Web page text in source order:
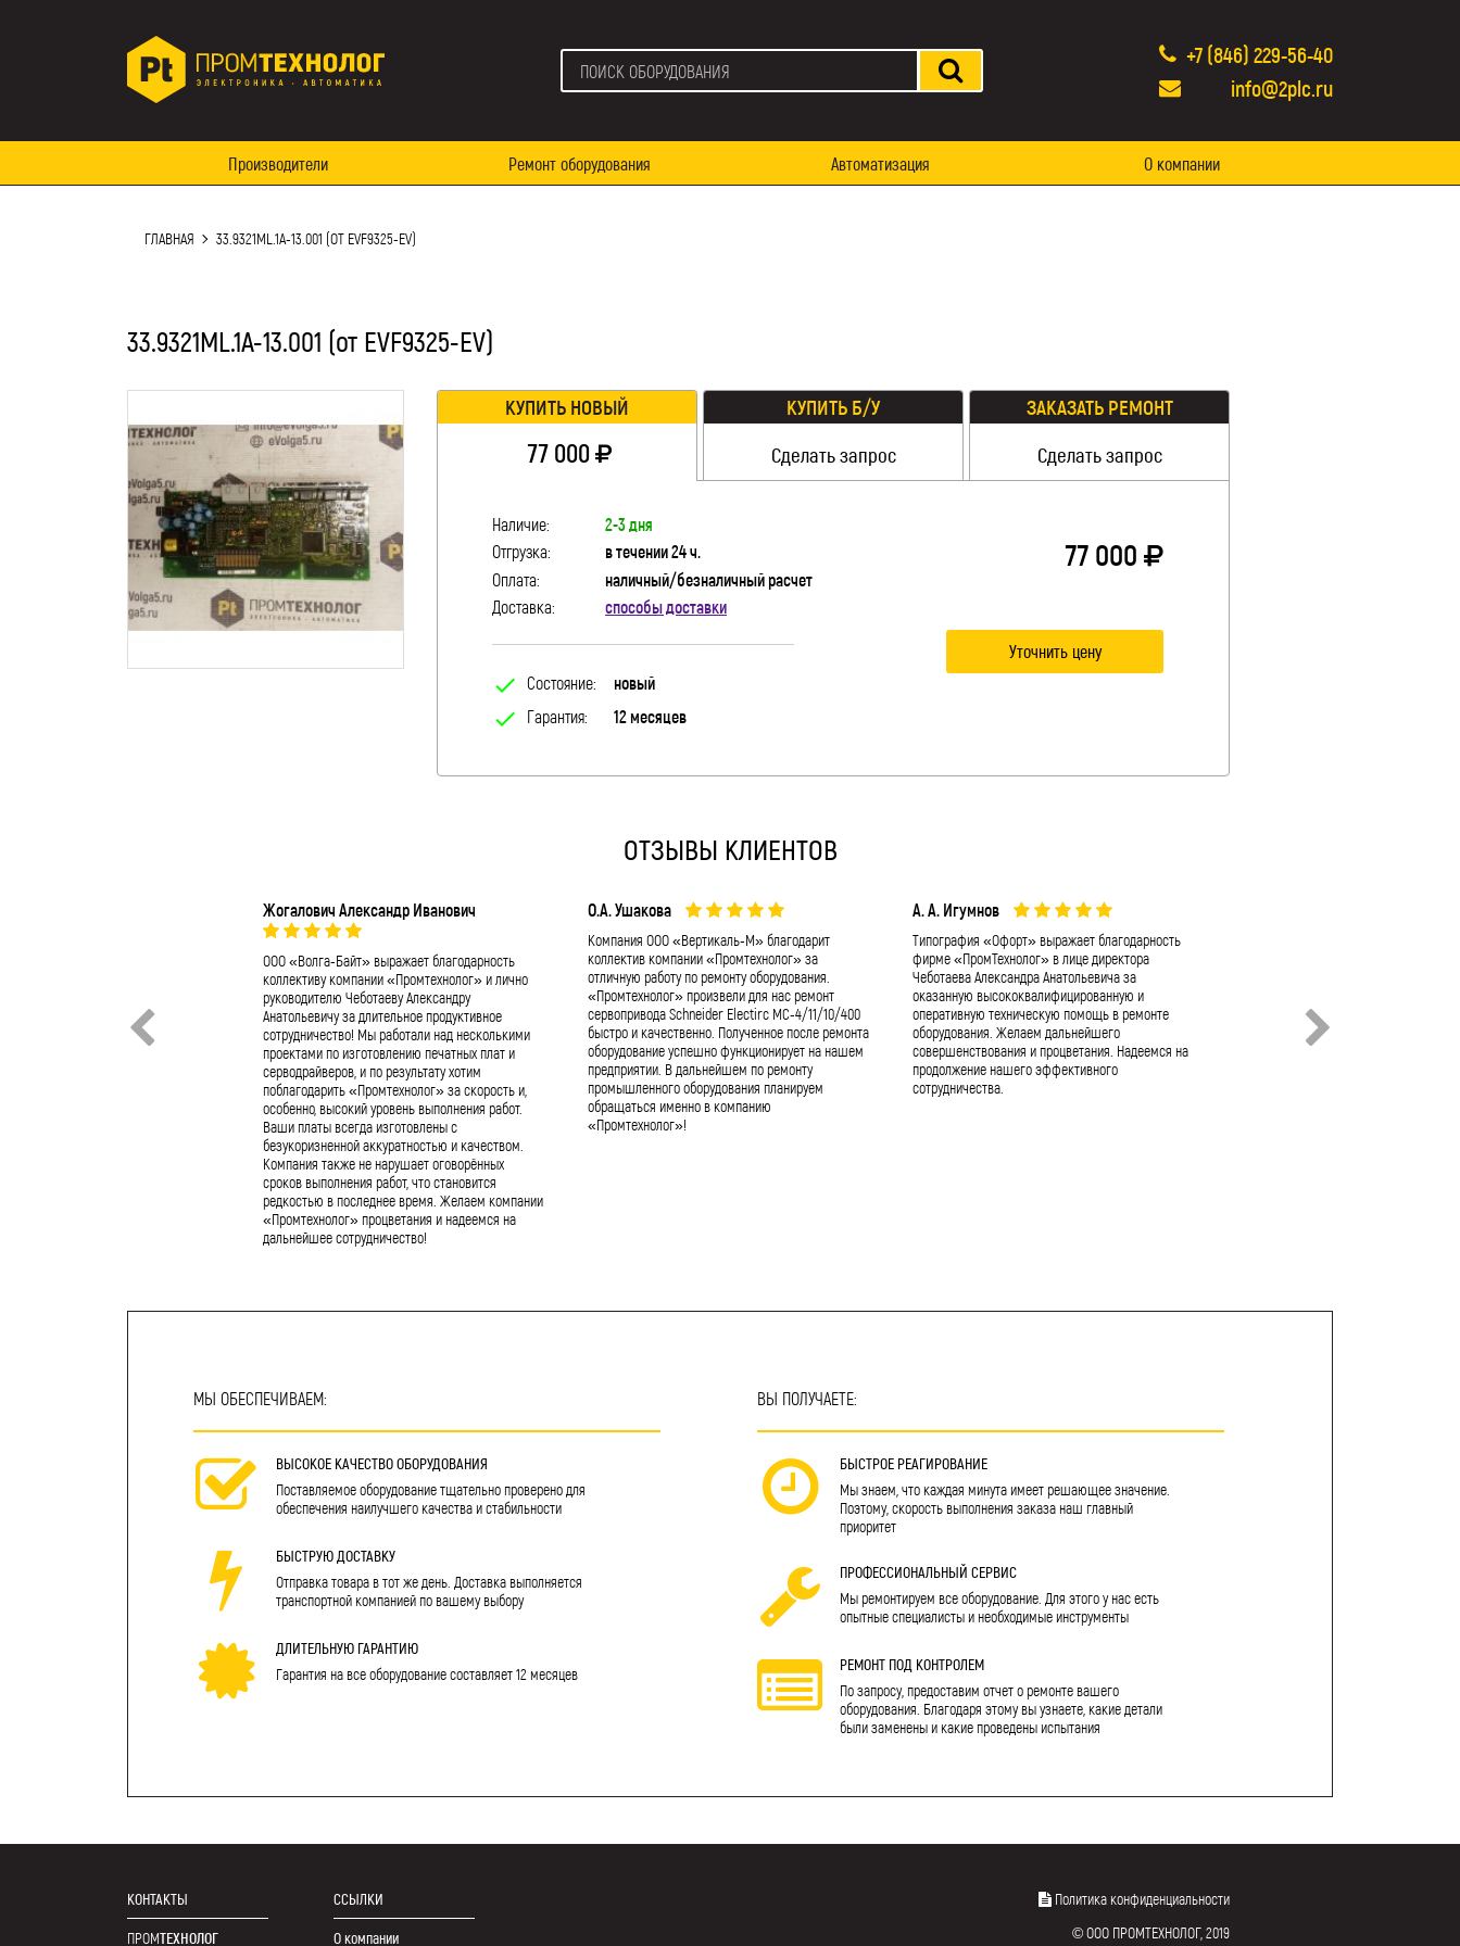
+7 (846) 229-56-40
info@2plc.ru
Производители Ремонт оборудования Автоматизация О компании
ГЛАВНАЯ 33.9321ML.1A-13.001 (ОТ EVF9325-EV)
33.9321ML.1A-13.001 (от EVF9325-EV)
КУПИТЬ НОВЫЙ
77 000
КУПИТЬ Б/У
Сделать запрос
ЗАКАЗАТЬ РЕМОНТ
Сделать запрос
Наличие:
2-3 дня
Отгрузка:
в течении 24 ч.
Оплата:
наличный/безналичный расчет
Доставка:
способы доставки
check Состояние: новый
check Гарантия: 12 месяцев
77 000
Уточнить цену
ОТЗЫВЫ КЛИЕНТОВ
Жогалович Александр Иванович
ООО «Волга-Байт» выражает благодарность
коллективу компании «Промтехнолог» и лично
руководителю Чеботаеву Александру
Анатольевичу за длительное продуктивное
сотрудничество! Мы работали над несколькими
проектами по изготовлению печатных плат и
серводрайверов, и по результату хотим
поблагодарить «Промтехнолог» за скорость и,
особенно, высокий уровень выполнения работ.
Ваши платы всегда изготовлены с
безукоризненной аккуратностью и качеством.
Компания также не нарушает оговорённых
сроков выполнения работ, что становится
редкостью в последнее время. Желаем компании
«Промтехнолог» процветания и надеемся на
дальнейшее сотрудничество!
О.А. Ушакова
Компания ООО «Вертикаль-М» благодарит
коллектив компании «Промтехнолог» за
отличную работу по ремонту оборудования.
«Промтехнолог» произвели для нас ремонт
сервопривода Schneider Electirc MC-4/11/10/400
быстро и качественно. Полученное после ремонта
оборудование успешно функционирует на нашем
предприятии. В дальнейшем по ремонту
промышленного оборудования планируем
обращаться именно в компанию
«Промтехнолог»!
А. А. Игумнов
Типография «Офорт» выражает благодарность
фирме «ПромТехнолог» в лице директора
Чеботаева Александра Анатольевича за
оказанную высококвалифицированную и
оперативную техническую помощь в ремонте
оборудования. Желаем дальнейшего
совершенствования и процветания. Надеемся на
продолжение нашего эффективного
сотрудничества.
с Вами и Вашим коллективом. За этот
хочется отметить: - слаженную и
высококвалифицированную работу
МЫ ОБЕСПЕЧИВАЕМ:
ВЫСОКОЕ КАЧЕСТВО ОБОРУДОВАНИЯ
Поставляемое оборудование тщательно проверено для
обеспечения наилучшего качества и стабильности
БЫСТРУЮ ДОСТАВКУ
Отправка товара в тот же день. Доставка выполняется
транспортной компанией по вашему выбору
ДЛИТЕЛЬНУЮ ГАРАНТИЮ
Гарантия на все оборудование составляет 12 месяцев
ВЫ ПОЛУЧАЕТЕ:
БЫСТРОЕ РЕАГИРОВАНИЕ
Мы знаем, что каждая минута имеет решающее значение.
Поэтому, скорость выполнения заказа наш главный
приоритет
ПРОФЕССИОНАЛЬНЫЙ СЕРВИС
Мы ремонтируем все оборудование. Для этого у нас есть
опытные специалисты и необходимые инструменты
РЕМОНТ ПОД КОНТРОЛЕМ
По запросу, предоставим отчет о ремонте вашего
оборудования. Благодаря этому вы узнаете, какие детали
были заменены и какие проведены испытания
КОНТАКТЫ
ПРОМТЕХНОЛОГ
ССЫЛКИ
О компании
Политика конфиденциальности
© ООО ПРОМТЕХНОЛОГ, 2019